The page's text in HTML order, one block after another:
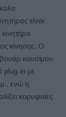
είναι
κίνησης. Ο
καυσίμου
plug-in με
ενώ η
κορυφαίες